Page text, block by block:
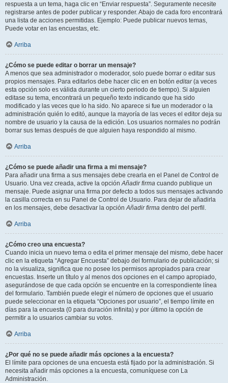
respuesta a un tema, haga clic en “Enviar respuesta”. Seguramente necesite
registrarse antes de poder publicar y responder. Abajo de cada foro encontrará
una lista de acciones permitidas. Ejemplo: Puede publicar nuevos temas,
Puede votar en las encuestas, etc.
Arriba
¿Cómo se puede editar o borrar un mensaje?
A menos que sea administrador o moderador, solo puede borrar o editar sus
propios mensajes. Para editarlos debe hacer clic en en botón editar(a veces
esta opción solo es válida durante un cierto periodo de tiempo). Si alguien
editase su tema, encontrará un pequeño texto indicando que ha sido
modificado y las veces que lo ha sido. No aparece si fue un moderador o la
administración quién lo editó, aunque la mayoría de las veces el editor deja su
nombre de usuario y la causa de la edición. Los usuarios normales no podrán
borrar sus temas después de que alguien haya respondido al mismo.
Arriba
¿Cómo se puede añadir una firma a mi mensaje?
Para añadir una firma a sus mensajes debe crearla en el Panel de Control de
Usuario. Una vez creada, active la opciónAñadir firma cuando publique un
mensaje. Puede asignar una firma por defecto a todos sus mensajes activando
la casilla correcta en su Panel de Control de Usuario. Para dejar de añadirla
en los mensajes, debe desactivar la opciónAñadir firma dentro del perfil.
Arriba
¿Cómo creo una encuesta?
Cuando inicia un nuevo tema o edita el primer mensaje del mismo, debe hacer
clic en la etiqueta “Agregar Encuesta” debajo del formulario de publicación; si
no la visualiza, significa que no posee los permisos apropiados para crear
encuestas. Inserte un título y al menos dos opciones en el campo apropiado,
asegurándose de que cada opción se encuentre en la correspondiente línea
del formulario. También puede elegir el número de opciones que el usuario
puede seleccionar en la etiqueta “Opciones por usuario”, el tiempo límite en
días para la encuesta (0 para duración infinita) y por último la opción de
permitir a lo usuarios cambiar su votos.
Arriba
¿Por qué no se puede añadir más opciones a la encuesta?
El límite para opciones de una encuesta está fijado por la administración. Si
necesita añadir más opciones a la encuesta, comuníquese con La
Administración.